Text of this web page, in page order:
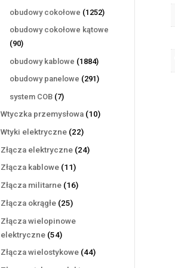
obudowy cokołowe 12521252
obudowy cokołowe kątowe
9090
produktów
obudowy kablowe 18841884
produkty
obudowy panelowe 291291
system COB 77
produktów
Wtyczka przemysłowa 1010
Wtyki elektryczne 2222
produkty
Złącza elektryczne 2424
Złącza kablowe 1111
produktów
Złącza militarne 1616
Złącza okrągłe 2525
Złącza wielopinowe
elektryczne 5454
produkty
Złącza wielostykowe 4444